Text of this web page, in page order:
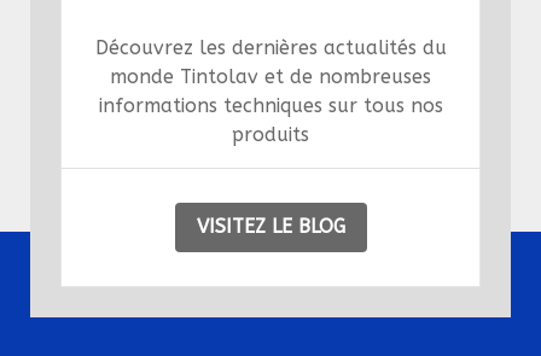
Découvrez les dernières actualités du
monde Tintolav et de nombreuses
informations techniques sur tous nos
produits
VISITEZ LE BLOG